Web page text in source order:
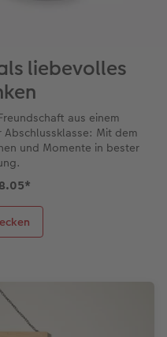
liebevolles
aus einem
Mit dem
und Momente in bester
*